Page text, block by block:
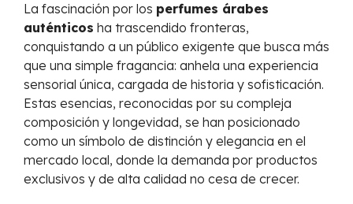
La fascinación por los perfumes árabes
auténticos ha trascendido fronteras,
conquistando a un público exigente que busca más
que una simple fragancia: anhela una experiencia
sensorial única, cargada de historia y sofisticación.
Estas esencias, reconocidas por su compleja
composición y longevidad, se han posicionado
como un símbolo de distinción y elegancia en el
mercado local, donde la demanda por productos
exclusivos y de alta calidad no cesa de crecer.